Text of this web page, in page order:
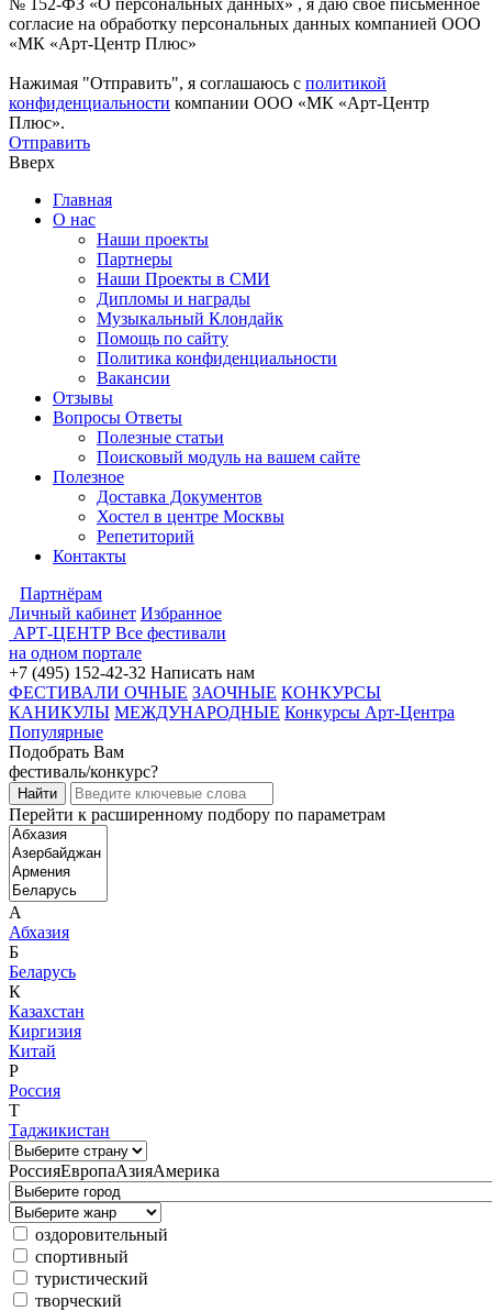
№ 152-ФЗ «О персональных данных» , я даю свое письменное
согласие на обработку персональных данных компанией ООО
«МК «Арт-Центр Плюс»
Нажимая "Отправить", я соглашаюсь с политикой
конфиденциальности компании ООО «МК «Арт-Центр
Плюс».
Отправить
Вверх
Главная
О нас
Наши проекты
Партнеры
Наши Проекты в СМИ
Дипломы и награды
Музыкальный Клондайк
Помощь по сайту
Политика конфиденциальности
Вакансии
Отзывы
Вопросы Ответы
Полезные статьи
Поисковый модуль на вашем сайте
Полезное
Доставка Документов
Хостел в центре Москвы
Репетиторий
Контакты
Партнёрам
Личный кабинет Избранное
АРТ-ЦЕНТР Все фестивали
на одном портале
+7 (495) 152-42-32 Написать нам
ФЕСТИВАЛИ ОЧНЫЕ ЗАОЧНЫЕ КОНКУРСЫ
КАНИКУЛЫ МЕЖДУНАРОДНЫЕ Конкурсы Арт-Центра
Популярные
Подобрать Вам
фестиваль/конкурс?
Перейти к расширенному подбору по параметрам
А
Абхазия
Б
Беларусь
К
Казахстан
Киргизия
Китай
Р
Россия
Т
Таджикистан
РоссияЕвропаАзияАмерика
оздоровительный
спортивный
туристический
творческий